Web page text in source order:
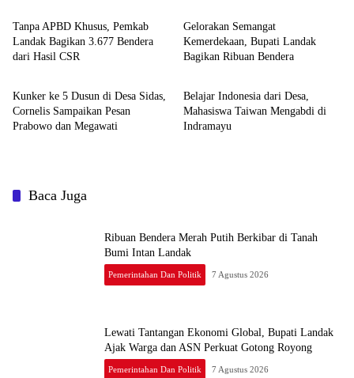
Tanpa APBD Khusus, Pemkab
Landak Bagikan 3.677 Bendera
dari Hasil CSR
Gelorakan Semangat
Kemerdekaan, Bupati Landak
Bagikan Ribuan Bendera
Pemerintahan dan Politik
Kunker ke 5 Dusun di Desa Sidas,
Cornelis Sampaikan Pesan
Prabowo dan Megawati
Pemerintahan dan Politik
Belajar Indonesia dari Desa,
Mahasiswa Taiwan Mengabdi di
Baca Juga
Ribuan Bendera Merah Putih Berkibar di Tanah
Bumi Intan Landak
Pemerintahan Dan Politik 7 Agustus 2026
Lewati Tantangan Ekonomi Global, Bupati Landak
Ajak Warga dan ASN Perkuat Gotong Royong
Pemerintahan Dan Politik 7 Agustus 2026